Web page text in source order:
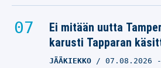
Ei mitään uutta
karusti Tapparan
JÄÄKIEKKO 07.08.2026